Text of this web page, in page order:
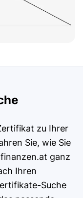
zu Ihrer
Sie, wie Sie
ganz
Ihren
Suche